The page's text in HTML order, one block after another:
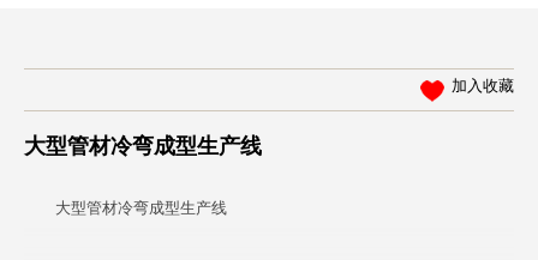
加入收藏
大型管材冷弯成型生产线
大型管材冷弯成型生产线